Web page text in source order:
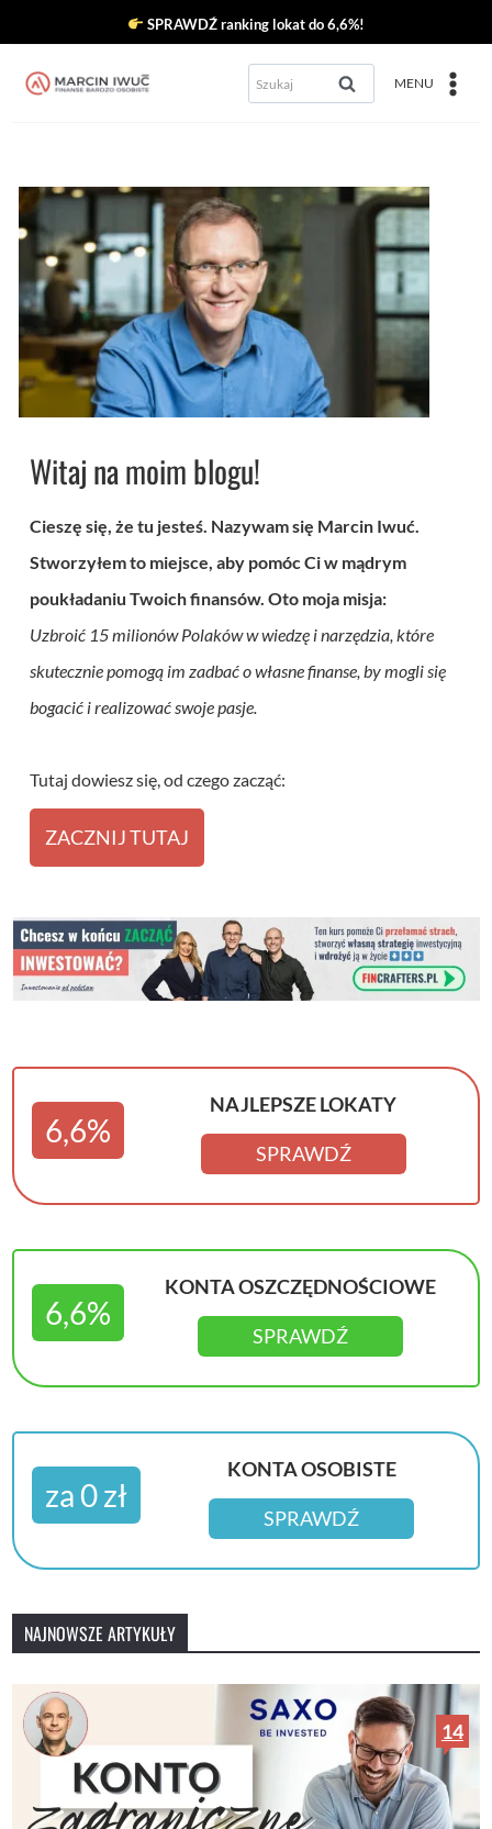
treści
SPRAWDŹ ranking lokat do 6,6%!
Szukaj: MENU
Witaj na moim blogu!
Cieszę się, że tu jesteś. Nazywam się Marcin Iwuć.
Stworzyłem to miejsce, aby pomóc Ci w mądrym
poukładaniu Twoich finansów. Oto moja misja:
Uzbroić 15 milionów Polaków w wiedzę i narzędzia, które
skutecznie pomogą im zadbać o własne finanse, by mogli się
bogacić i realizować swoje pasje.
Tutaj dowiesz się, od czego zacząć:
ZACZNIJ TUTAJ
6,6%
NAJLEPSZE LOKATY
SPRAWDŹ
6,6%
KONTA OSZCZĘDNOŚCIOWE
SPRAWDŹ
za 0 zł
KONTA OSOBISTE
SPRAWDŹ
NAJNOWSZE ARTYKUŁY
14